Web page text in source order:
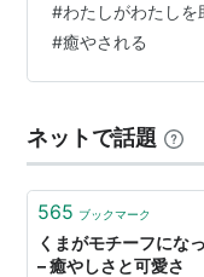
しまうのだった。
自分を客観視でき
でいたら心から慰
今まで気づかなか
問題行動を繰り返
#わたしがわたしを
#癒やされる
ネットで話題
565 ブックマーク
くまがモチーフにな
– 癒やしさと可愛さ